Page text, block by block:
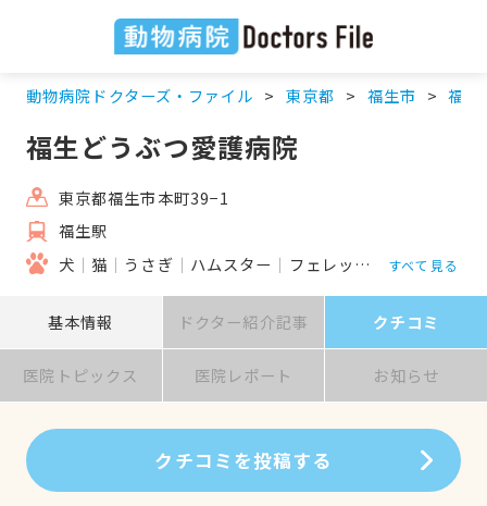
動物病院ドクターズ・ファイル 東京都 福生市 福生
福生どうぶつ愛護病院
東京都福生市本町39−1
福生駅
犬
猫 うさぎ ハムスター フェレット モルモット
すべて見る
基本情報 ドクター紹介記事 クチコミ
医院トピックス 医院レポート お知らせ
クチコミを投稿する